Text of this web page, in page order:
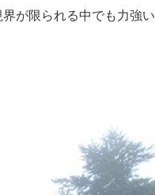
が限られる中でも力強い